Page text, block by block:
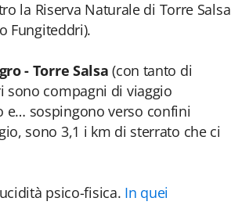
la Riserva Naturale di Torre Salsa
Fungiteddri).
- Torre Salsa(con tanto di
compagni di viaggio
e… sospingono verso confini
sono 3,1 i km di sterrato che ci
psico-fisica. In quei